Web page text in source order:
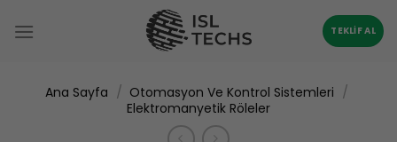
atla
TEKLIF AL
Ana Sayfa / Otomasyon Ve Kontrol Sistemleri /
Elektromanyetik Röleler